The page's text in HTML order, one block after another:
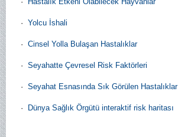
· Yolcu İshali
· Cinsel Yolla Bulaşan Hastalıklar
· Seyahatte Çevresel Risk Faktörleri
· Seyahat Esnasında Sık Görülen Hastalıklar
· Dünya Sağlık Örgütü interaktif risk haritası